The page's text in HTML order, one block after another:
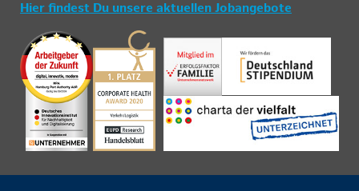
Hier findest Du unsere aktuellen Jobangebote